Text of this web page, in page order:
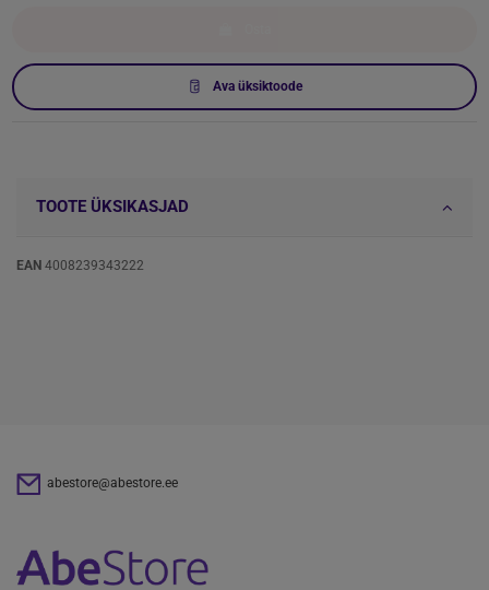
Ava üksiktoode
TOOTE ÜKSIKASJAD
EAN 4008239343222
abestore@abestore.ee